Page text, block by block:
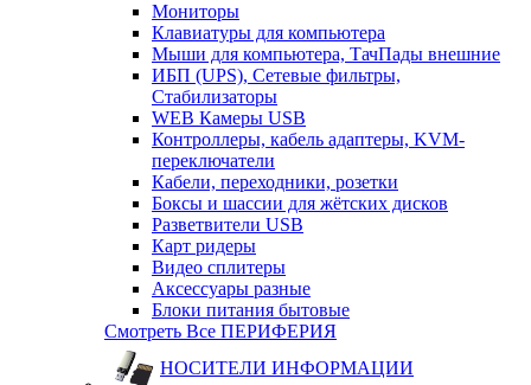
Мониторы
Клавиатуры для компьютера
Мыши для компьютера, ТачПады внешние
ИБП (UPS), Cетевые фильтры,
Cтабилизаторы
WEB Камеры USB
Контроллеры, кабель адаптеры, KVM-
переключатели
Кабели, переходники, розетки
Боксы и шассии для жётских дисков
Разветвители USB
Карт ридеры
Видео сплитеры
Аксессуары разные
Блоки питания бытовые
Смотреть Все ПЕРИФЕРИЯ
НОСИТЕЛИ ИНФОРМАЦИИ